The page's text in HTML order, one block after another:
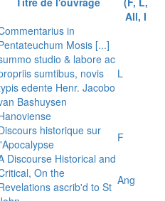
All, I
in
Mosis [...]
studio & labore ac
sumtibus, novis
edente Henr. Jacobo
Bashuysen
L
historique sur
F
Discourse Historical and
On the
ascrib'd to St Ang